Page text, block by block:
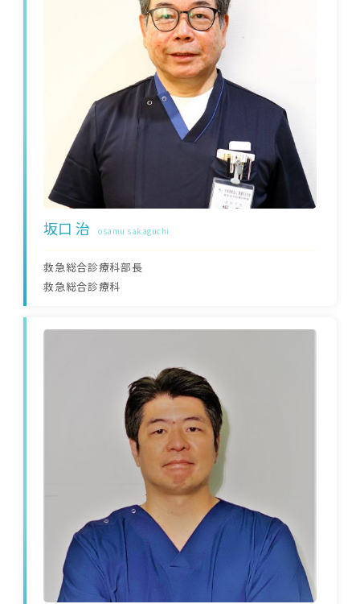
坂口 治 osamu sakaguchi
救急総合診療科部長
救急総合診療科